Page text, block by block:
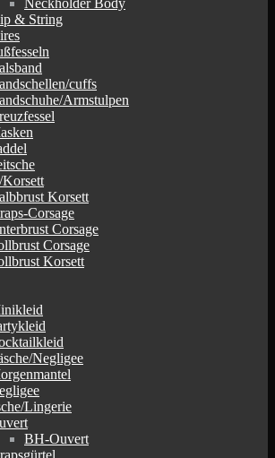
Neckholder Body
& String
cuffs
Armstulpen
Korsett
Korsett
Corsage
Corsage
Corsage
Korsett
Negligee
Lingerie
BH-Ouvert